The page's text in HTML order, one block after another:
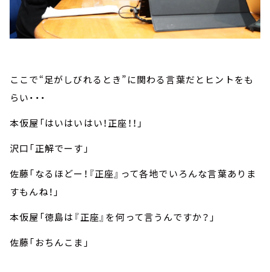
ここで“足がしびれるとき”に関わる言葉だとヒントをも
らい・・・
本仮屋「はいはいはい！正座！！」
沢口「正解でーす」
佐藤「なるほどー！『正座』って各地でいろんな言葉ありま
すもんね！」
本仮屋「徳島は『正座』を何って言うんですか？」
佐藤「おちんこま」